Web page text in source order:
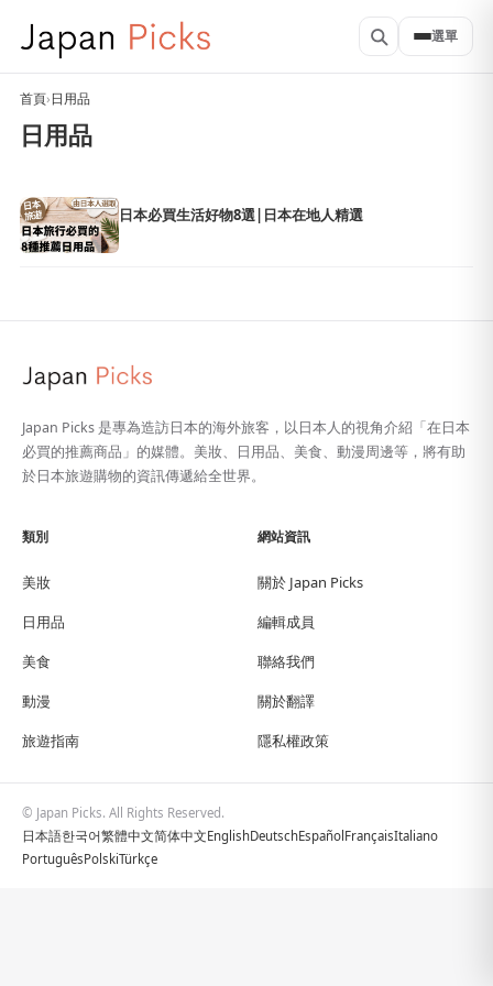
選單
首頁›日用品
日用品
日本必買生活好物8選|日本在地人精選
Japan Picks 是專為造訪日本的海外旅客，以日本人的視角介紹「在日本
必買的推薦商品」的媒體。美妝、日用品、美食、動漫周邊等，將有助
於日本旅遊購物的資訊傳遞給全世界。
類別
美妝
日用品
美食
動漫
旅遊指南
網站資訊
關於 Japan Picks
編輯成員
聯絡我們
關於翻譯
隱私權政策
© Japan Picks. All Rights Reserved.
日本語한국어繁體中文简体中文EnglishDeutschEspañolFrançaisItaliano
PortuguêsPolskiTürkçe